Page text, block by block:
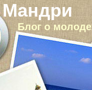
Мандри
Блог о